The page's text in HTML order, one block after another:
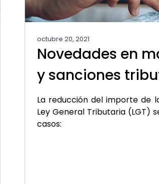
octubre 20, 2021
Novedades en
y sanciones
La reducción del importe de
Ley General Tributaria (LGT)
casos: